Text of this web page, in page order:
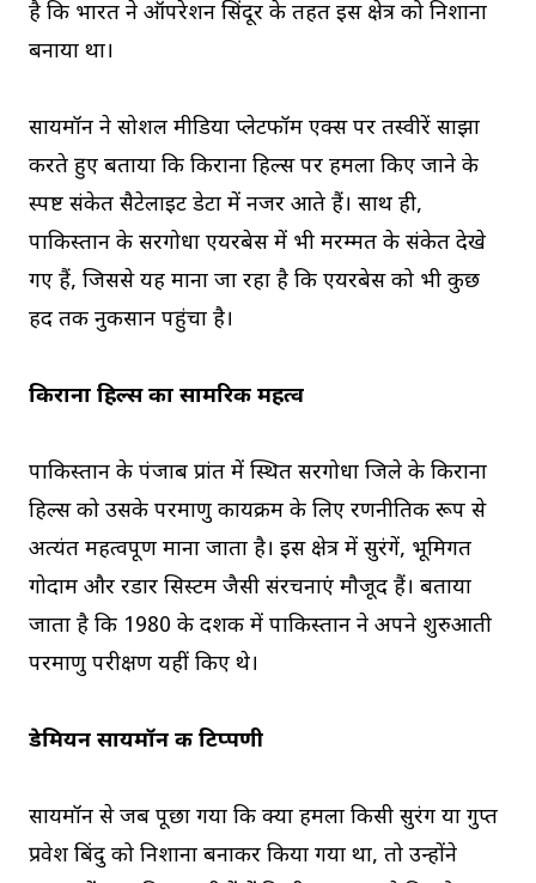
है कि भारत ने ऑपरेशन सिंदूर के तहत इस क्षेत्र को निशाना
बनाया था।
सायमॉन ने सोशल मीडिया प्लेटफॉर्म एक्स पर तस्वीरें साझा
करते हुए बताया कि किराना हिल्स पर हमला किए जाने के
स्पष्ट संकेत सैटेलाइट डेटा में नजर आते हैं। साथ ही,
पाकिस्तान के सरगोधा एयरबेस में भी मरम्मत के संकेत देखे
गए हैं, जिससे यह माना जा रहा है कि एयरबेस को भी कुछ
हद तक नुकसान पहुंचा है।
किराना हिल्स का सामरिक महत्व
पाकिस्तान के पंजाब प्रांत में स्थित सरगोधा जिले के किराना
हिल्स को उसके परमाणु कार्यक्रम के लिए रणनीतिक रूप से
अत्यंत महत्वपूर्ण माना जाता है। इस क्षेत्र में सुरंगें, भूमिगत
गोदाम और रडार सिस्टम जैसी संरचनाएं मौजूद हैं। बताया
जाता है कि 1980 के दशक में पाकिस्तान ने अपने शुरुआती
परमाणु परीक्षण यहीं किए थे।
डेमियन सायमॉन की टिप्पणी
सायमॉन से जब पूछा गया कि क्या हमला किसी सुरंग या गुप्त
प्रवेश बिंदु को निशाना बनाकर किया गया था, तो उन्होंने